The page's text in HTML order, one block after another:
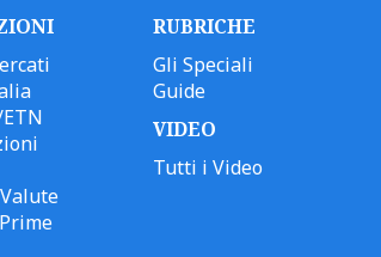
RUBRICHE
Gli Speciali
Guide
VIDEO
Tutti i Video